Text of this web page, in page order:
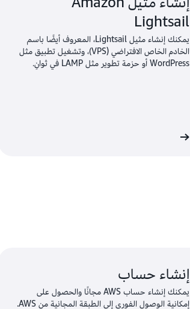
Lightsail
يمكنك إنشاء مثيل Lightsail، المعروف أيضًا باسم
الخادم الخاص الافتراضي (VPS)، وتشغيل تطبيق مثل
WordPress أو حزمة تطوير مثل LAMP في ثوانٍ.
إنشاء حساب
يمكنك إنشاء حساب AWS مجانًا والحصول على
إمكانية الوصول الفوري إلى الطبقة المجانية من AWS.